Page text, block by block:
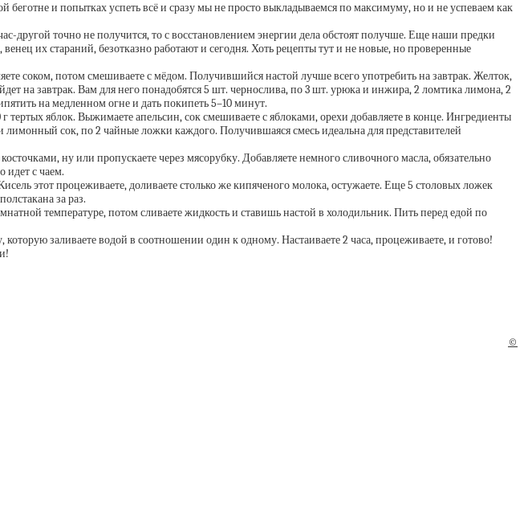
и попытках успеть всё и сразу мы не просто выкладываемся по максимуму, но и не успеваем как
другой точно не получится, то с восстановлением энергии дела обстоят получше. Еще наши предки
их стараний, безотказно работают и сегодня. Хоть рецепты тут и не новые, но проверенные
соком, потом смешиваете с мёдом. Получившийся настой лучше всего употребить на завтрак. Желток,
на завтрак. Вам для него понадобятся 5 шт. чернослива, по 3 шт. урюка и инжира, 2 ломтика лимона, 2
на медленном огне и дать покипеть 5–10 минут.
яблок. Выжимаете апельсин, сок смешиваете с яблоками, орехи добавляете в конце. Ингредиенты
сок, по 2 чайные ложки каждого. Получившаяся смесь идеальна для представителей
ну или пропускаете через мясорубку. Добавляете немного сливочного масла, обязательно
идет с чаем.
этот процеживаете, доливаете столько же кипяченого молока, остужаете. Еще 5 столовых ложек
за раз.
температуре, потом сливаете жидкость и ставишь настой в холодильник. Пить перед едой по
заливаете водой в соотношении один к одному. Настаиваете 2 часа, процеживаете, и готово!
©